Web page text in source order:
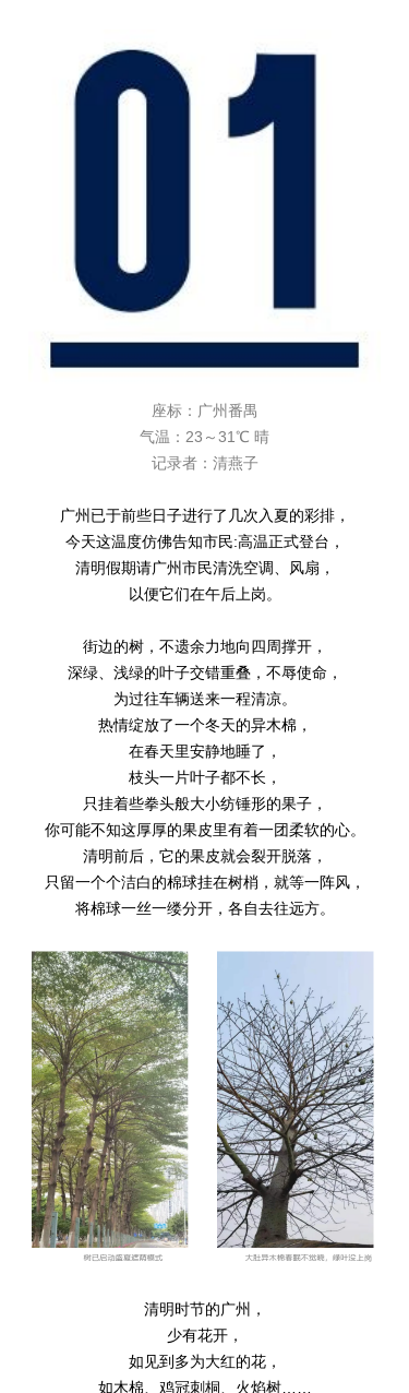
座标：广州番禺
气温：23～31℃ 晴
记录者：清燕子
广州已于前些日子进行了几次入夏的彩排，
今天这温度仿佛告知市民:高温正式登台，
清明假期请广州市民清洗空调、风扇，
以便它们在午后上岗。
街边的树，不遗余力地向四周撑开，
深绿、浅绿的叶子交错重叠，不辱使命，
为过往车辆送来一程清凉。
热情绽放了一个冬天的异木棉，
在春天里安静地睡了，
枝头一片叶子都不长，
只挂着些拳头般大小纺锤形的果子，
你可能不知这厚厚的果皮里有着一团柔软的心。
清明前后，它的果皮就会裂开脱落，
只留一个个洁白的棉球挂在树梢，就等一阵风，
将棉球一丝一缕分开，各自去往远方。
清明时节的广州，
少有花开，
如见到多为大红的花，
如木棉、鸡冠刺桐、火焰树……